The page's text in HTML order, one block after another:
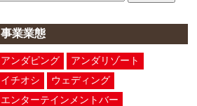
事業業態
アンダピング
アンダリゾート
イチオシ
ウェディング
エンターテインメントバー